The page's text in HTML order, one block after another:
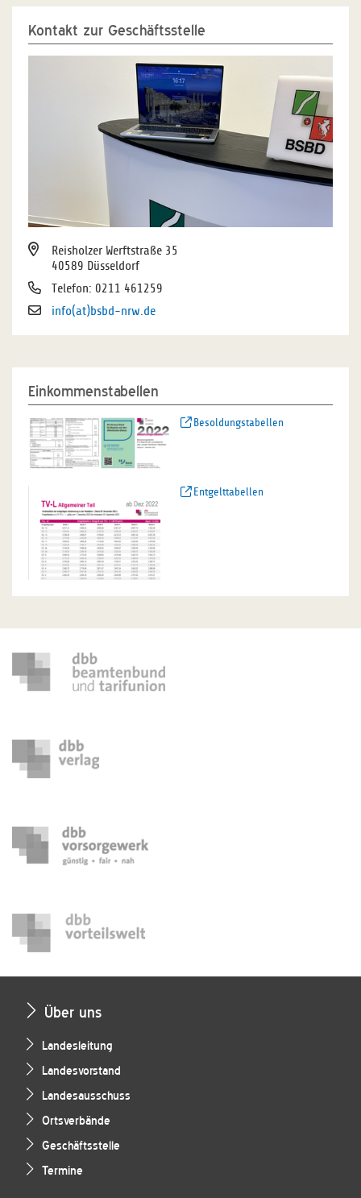
Kontakt zur Geschäftsstelle
Reisholzer Werftstraße 35
40589 Düsseldorf
Telefon: 0211 461259
info(at)bsbd-nrw.de
Einkommenstabellen
Besoldungstabellen
Entgelttabellen
Über uns
Landesleitung
Landesvorstand
Landesausschuss
Ortsverbände
Geschäftsstelle
Termine